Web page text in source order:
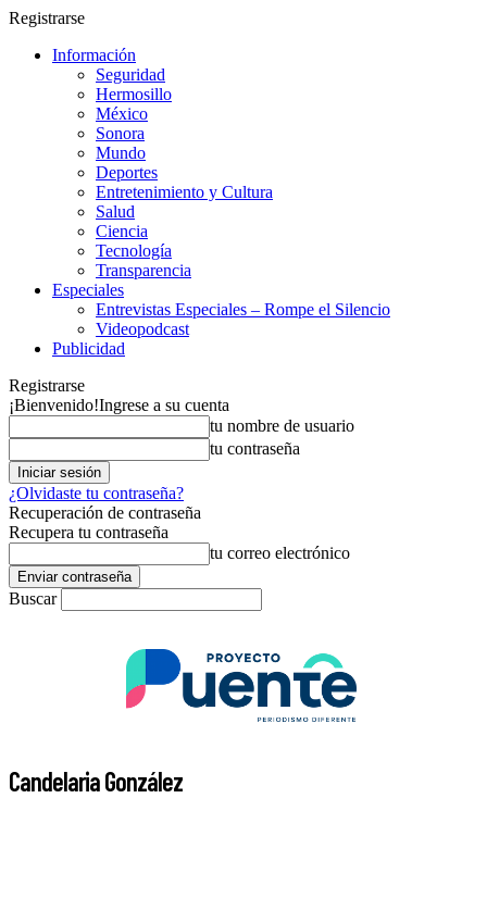
Registrarse
Información
Seguridad
Hermosillo
México
Sonora
Mundo
Deportes
Entretenimiento y Cultura
Salud
Ciencia
Tecnología
Transparencia
Especiales
Entrevistas Especiales – Rompe el Silencio
Videopodcast
Publicidad
Registrarse
¡Bienvenido!Ingrese a su cuenta
tu nombre de usuario
tu contraseña
¿Olvidaste tu contraseña?
Recuperación de contraseña
Recupera tu contraseña
tu correo electrónico
Buscar
Candelaria González